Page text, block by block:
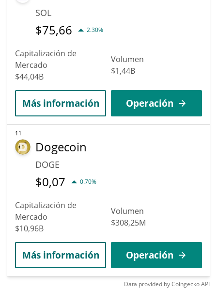
SOL
$75,66 2.30%
Capitalización de
Mercado
$44,04B
Volumen
$1,44B
Más información Operación
11
Dogecoin
DOGE
$0,07 0.70%
Capitalización de
Mercado
$10,96B
Volumen
$308,25M
Más información Operación
Data provided byCoingeckoAPI